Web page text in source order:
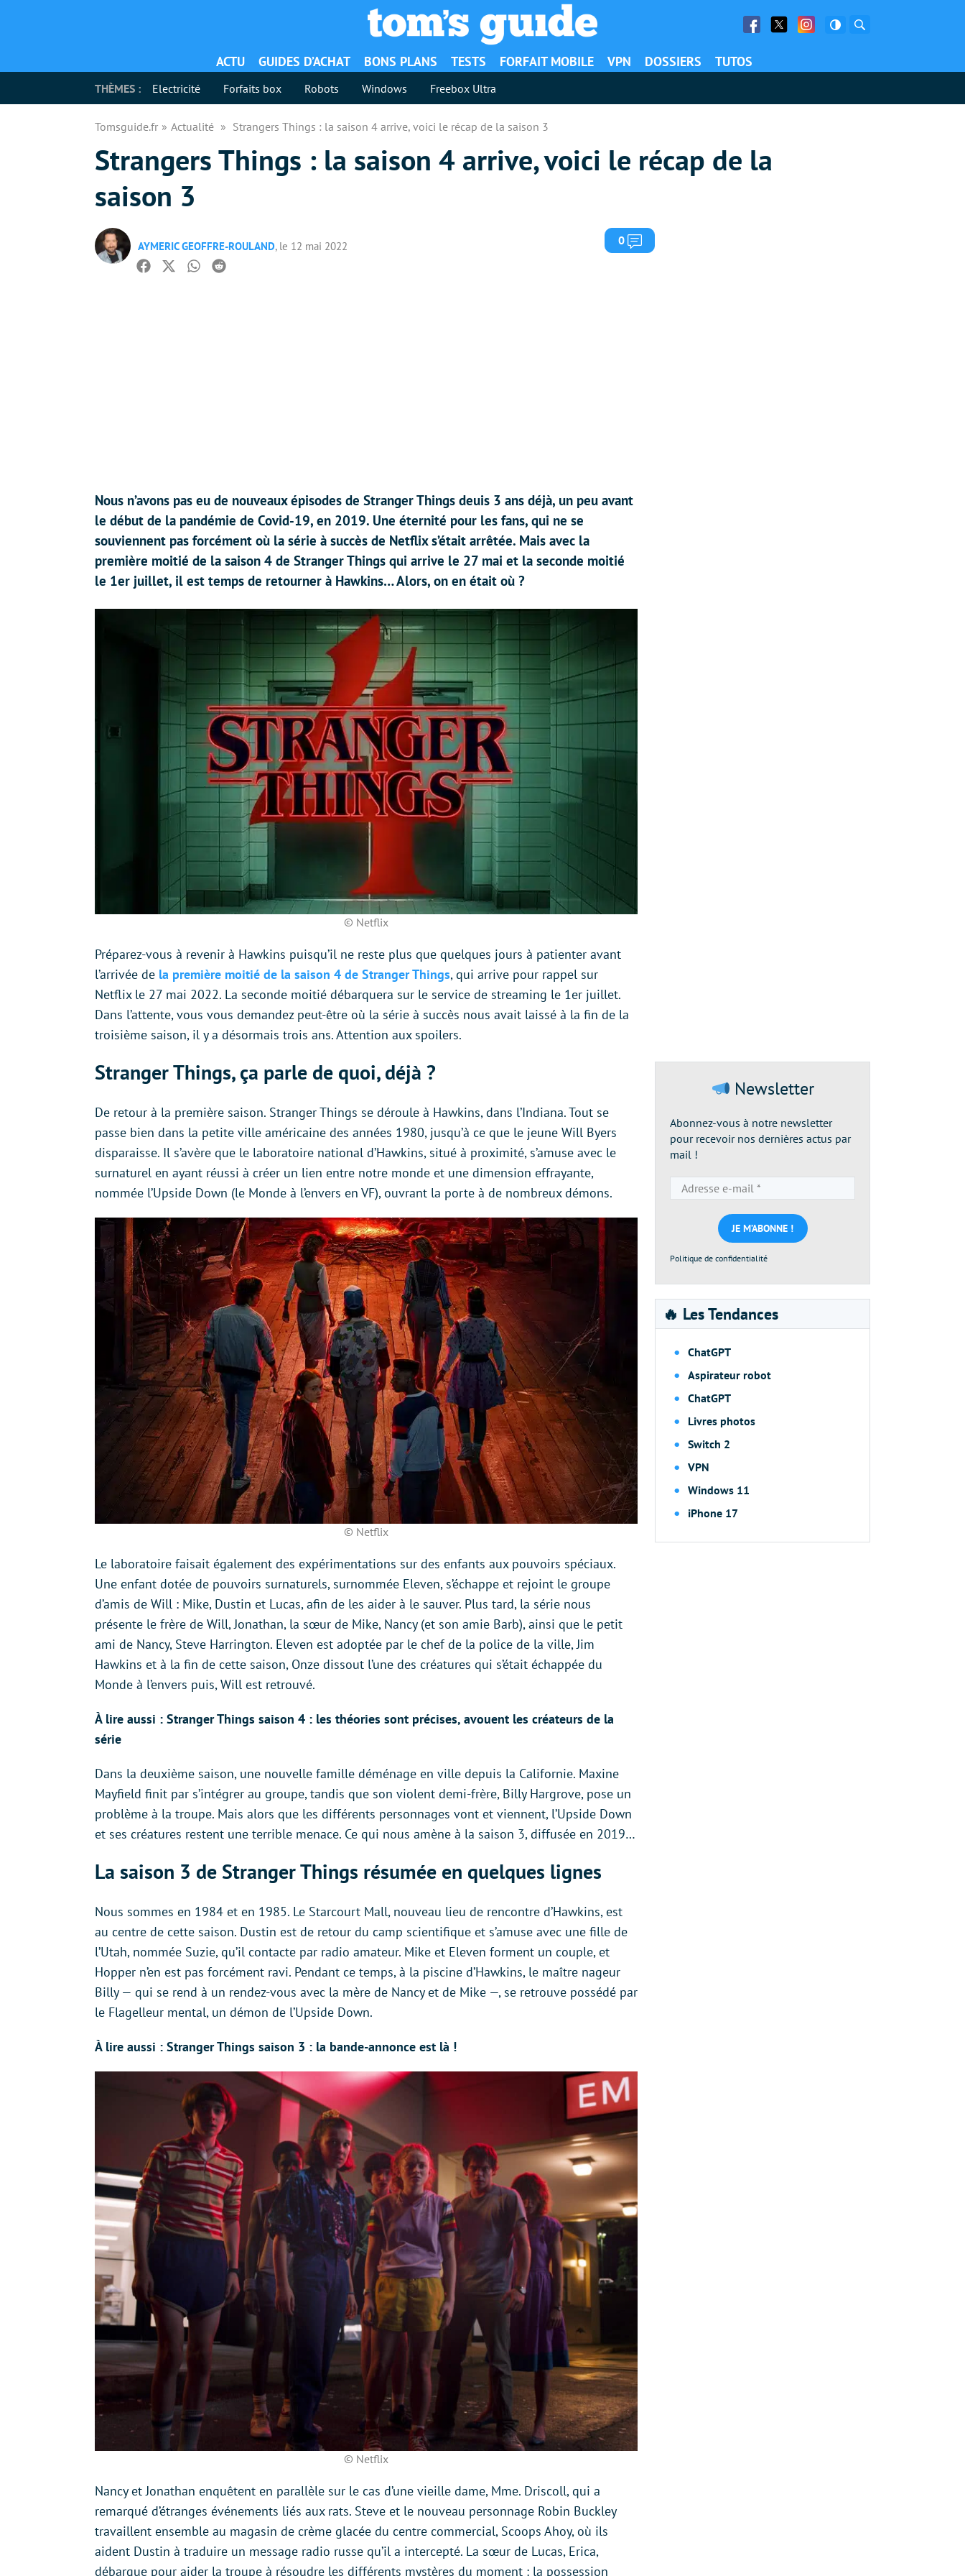
Facebook
Twitter Facebook
ACTU GUIDES D’ACHAT BONS PLANS TESTS FORFAIT MOBILE VPN DOSSIERS TUTOS
THÈMES : Electricité Forfaits box Robots Windows Freebox Ultra
Tomsguide.fr Actualité Strangers Things : la saison 4 arrive, voici le récap de la saison 3
Strangers Things : la saison 4 arrive, voici le récap de la
saison 3
AYMERIC GEOFFRE-ROULAND, le 12 mai 2022 0 Commentaires
Facebook
TwitterWhatsapp
Reddit
Nous n’avons pas eu de nouveaux épisodes de Stranger Things deuis 3 ans déjà, un peu avant
le début de la pandémie de Covid-19, en 2019. Une éternité pour les fans, qui ne se
souviennent pas forcément où la série à succès de Netflix s’était arrêtée. Mais avec la
première moitié de la saison 4 de Stranger Things qui arrive le 27 mai et la seconde moitié
le 1er juillet, il est temps de retourner à Hawkins… Alors, on en était où ?
© Netflix
Préparez-vous à revenir à Hawkins puisqu’il ne reste plus que quelques jours à patienter avant
l’arrivée de la première moitié de la saison 4 de Stranger Things, qui arrive pour rappel sur
Netflix le 27 mai 2022. La seconde moitié débarquera sur le service de streaming le 1er juillet.
Dans l’attente, vous vous demandez peut-être où la série à succès nous avait laissé à la fin de la
troisième saison, il y a désormais trois ans. Attention aux spoilers.
Stranger Things, ça parle de quoi, déjà ?
De retour à la première saison. Stranger Things se déroule à Hawkins, dans l’Indiana. Tout se
passe bien dans la petite ville américaine des années 1980, jusqu’à ce que le jeune Will Byers
disparaisse. Il s’avère que le laboratoire national d’Hawkins, situé à proximité, s’amuse avec le
surnaturel en ayant réussi à créer un lien entre notre monde et une dimension effrayante,
nommée l’Upside Down (le Monde à l’envers en VF), ouvrant la porte à de nombreux démons.
© Netflix
Le laboratoire faisait également des expérimentations sur des enfants aux pouvoirs spéciaux.
Une enfant dotée de pouvoirs surnaturels, surnommée Eleven, s’échappe et rejoint le groupe
d’amis de Will : Mike, Dustin et Lucas, afin de les aider à le sauver. Plus tard, la série nous
présente le frère de Will, Jonathan, la sœur de Mike, Nancy (et son amie Barb), ainsi que le petit
ami de Nancy, Steve Harrington. Eleven est adoptée par le chef de la police de la ville, Jim
Hawkins et à la fin de cette saison, Onze dissout l’une des créatures qui s’était échappée du
Monde à l’envers puis, Will est retrouvé.
À lire aussi : Stranger Things saison 4 : les théories sont précises, avouent les créateurs de la
série
Dans la deuxième saison, une nouvelle famille déménage en ville depuis la Californie. Maxine
Mayfield finit par s’intégrer au groupe, tandis que son violent demi-frère, Billy Hargrove, pose un
problème à la troupe. Mais alors que les différents personnages vont et viennent, l’Upside Down
et ses créatures restent une terrible menace. Ce qui nous amène à la saison 3, diffusée en 2019…
La saison 3 de Stranger Things résumée en quelques lignes
Nous sommes en 1984 et en 1985. Le Starcourt Mall, nouveau lieu de rencontre d’Hawkins, est
au centre de cette saison. Dustin est de retour du camp scientifique et s’amuse avec une fille de
l’Utah, nommée Suzie, qu’il contacte par radio amateur. Mike et Eleven forment un couple, et
Hopper n’en est pas forcément ravi. Pendant ce temps, à la piscine d’Hawkins, le maître nageur
Billy — qui se rend à un rendez-vous avec la mère de Nancy et de Mike —, se retrouve possédé par
le Flagelleur mental, un démon de l’Upside Down.
À lire aussi : Stranger Things saison 3 : la bande-annonce est là !
© Netflix
Nancy et Jonathan enquêtent en parallèle sur le cas d’une vieille dame, Mme. Driscoll, qui a
remarqué d’étranges événements liés aux rats. Steve et le nouveau personnage Robin Buckley
travaillent ensemble au magasin de crème glacée du centre commercial, Scoops Ahoy, où ils
aident Dustin à traduire un message radio russe qu’il a intercepté. La sœur de Lucas, Erica,
débarque pour aider la troupe à résoudre les différents mystères du moment : la possession
Newsletter
Abonnez-vous à notre newsletter
pour recevoir nos dernières actus par
mail !
e-
mail
*
Politique de confidentialité
🔥 Les Tendances
ChatGPT
Aspirateur robot
ChatGPT
Livres photos
Switch 2
VPN
Windows 11
iPhone 17